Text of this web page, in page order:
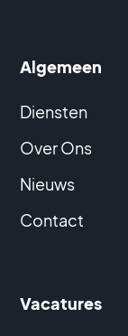
Algemeen
Diensten
Over Ons
Nieuws
Contact
Vacatures